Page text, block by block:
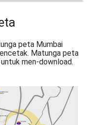
peta Mumbai
Matunga peta
men-download.